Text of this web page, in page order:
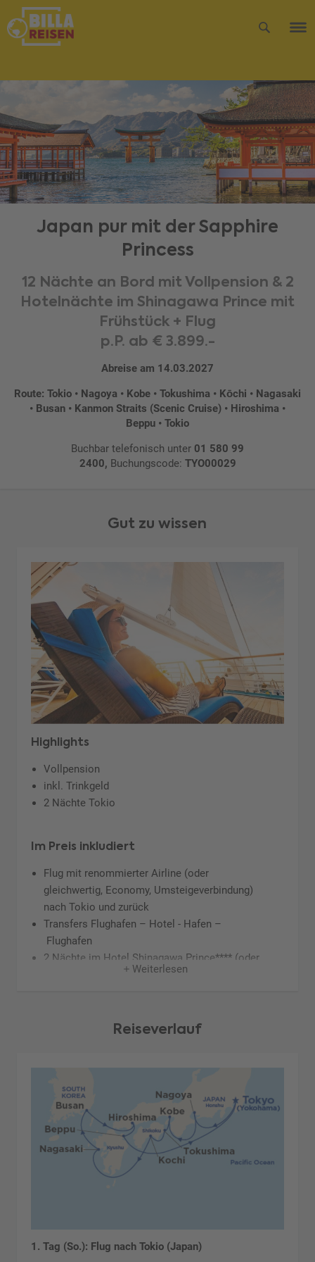
Japan pur mit der Sapphire
Princess
12 Nächte an Bord mit Vollpension & 2
Hotelnächte im Shinagawa Prince mit
Frühstück + Flug
p.P. ab € 3.899.-
Abreise am 14.03.2027
Route: Tokio • Nagoya • Kobe • Tokushima • Kōchi • Nagasaki
• Busan • Kanmon Straits (Scenic Cruise) • Hiroshima •
Beppu • Tokio
Buchbar telefonisch unter 01 580 99
2400, Buchungscode: TYO00029
Gut zu wissen
Highlights
Vollpension
inkl. Trinkgeld
2 Nächte Tokio
Im Preis inkludiert
Flug mit renommierter Airline (oder
gleichwertig, Economy, Umsteigeverbindung)
nach Tokio und zurück
Transfers Flughafen – Hotel - Hafen –
Flughafen
2 Nächte im Hotel Shinagawa Prince**** (oder
ähnlich, Landeskategorie) in Tokio mit
Weiterlesen
Reiseverlauf
1. Tag (So.): Flug nach Tokio (Japan)